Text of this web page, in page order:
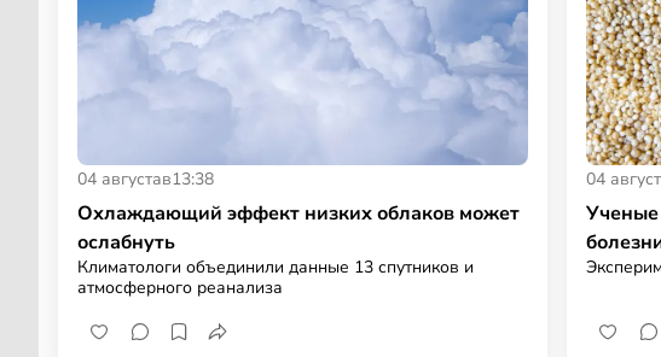
04 августав13:38
Охлаждающий эффект низких облаков может
ослабнуть
Климатологи объединили данные 13 спутников и
атмосферного реанализа
04
Ученые